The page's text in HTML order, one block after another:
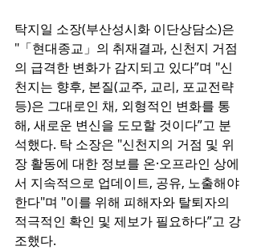
탁지일 소장(부산성시화 이단상담소)은
"「현대종교」의 취재결과, 신천지 거점
의 급격한 변화가 감지되고 있다”며 "신
천지는 향후, 본질(교주, 교리, 포교전략
등)은 그대로인 채, 외형적인 변화를 통
해, 새로운 변신을 도모할 것이다”고 분
석했다. 탁 소장은 "신천지의 거점 및 위
장 활동에 대한 정보를 온·오프라인 상에
서 지속적으로 업데이트, 공유, 노출해야
한다"며 "이를 위해 피해자와 탈퇴자의
적극적인 확인 및 제보가 필요하다”고 강
조했다.